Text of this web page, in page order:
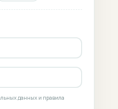
данных и правила